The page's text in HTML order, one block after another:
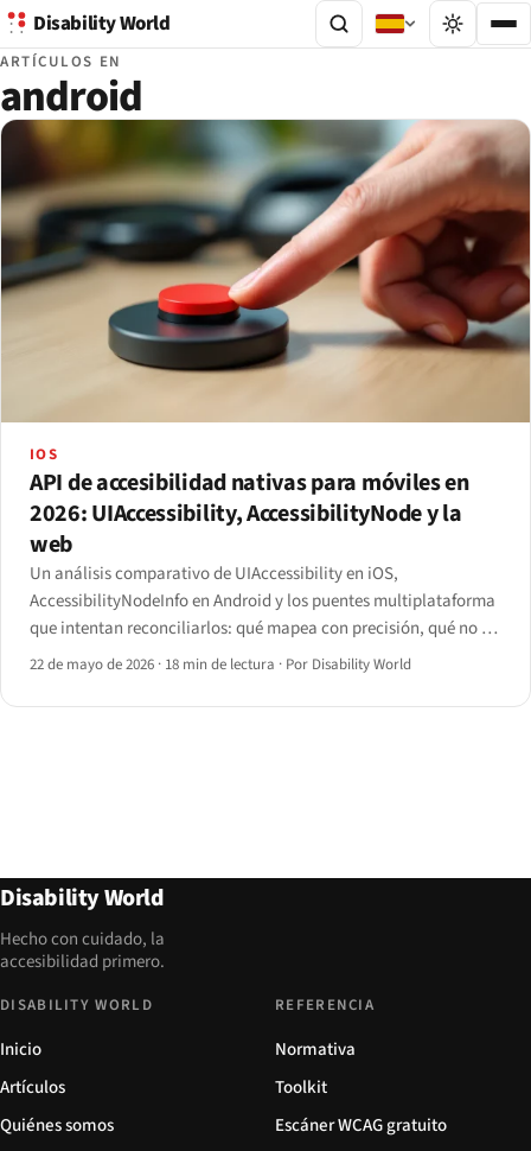
Disability World
ARTÍCULOS EN
android
IOS
API de accesibilidad nativas para móviles en
2026: UIAccessibility, AccessibilityNode y la
web
Un análisis comparativo de UIAccessibility en iOS,
AccessibilityNodeInfo en Android y los puentes multiplataforma
que intentan reconciliarlos: qué mapea con precisión, qué no y
cómo encaja la web móvil.
22 de mayo de 2026 · 18 min de lectura · Por Disability World
Disability World
Hecho con cuidado, la
accesibilidad primero.
DISABILITY WORLD
Inicio
Artículos
Quiénes somos
REFERENCIA
Normativa
Toolkit
Escáner WCAG gratuito